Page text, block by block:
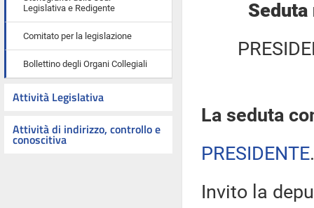
Legislativa e Redigente
Comitato per la legislazione
Bollettino degli Organi Collegiali
Attività Legislativa
Attività di indirizzo, controllo e
conoscitiva
La seduta
PRESIDENTE
Invito la